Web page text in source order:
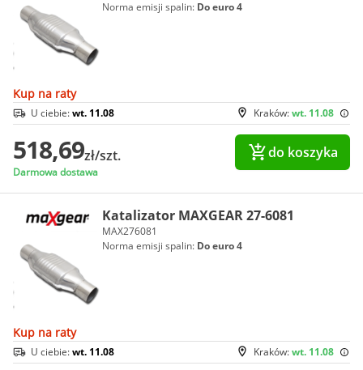
Norma emisji spalin: Do euro 4
Kup na raty
Kraków:wt. 11.08
U ciebie:wt. 11.08
518,69zł/szt.
Darmowa dostawa
do koszyka
Katalizator MAXGEAR 27-6081
MAX276081
Norma emisji spalin: Do euro 4
Kup na raty
Kraków:wt. 11.08
U ciebie:wt. 11.08